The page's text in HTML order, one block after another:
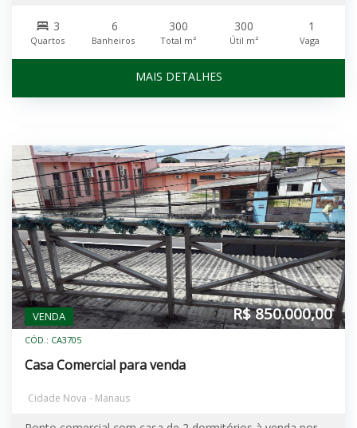
3
Quartos
6
Banheiros
300
Total m²
300
Útil m²
1
Vaga
MAIS DETALHES
VENDA R$ 850.000,00
CÓD.: CA3705
Casa Comercial para venda
Cidade Nova - Manaus